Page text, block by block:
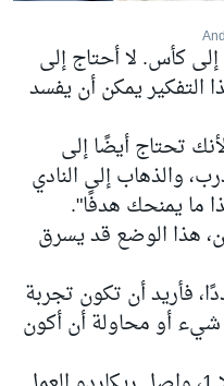
كأس. لا أحتاج إلى
التفكير يمكن أن يفسد
تحتاج أيضًا إلى
والذهاب إلى النادي
ما يمنحك هدفًا".
هذا الوضع قد يسرق
فأريد أن تكون تجربة
شيء أو محاولة أن أكون